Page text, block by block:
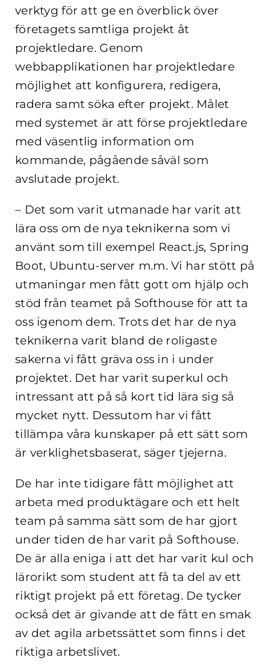
verktyg för att ge en överblick över
företagets samtliga projekt åt
projektledare. Genom
webbapplikationen har projektledare
möjlighet att konfigurera, redigera,
radera samt söka efter projekt. Målet
med systemet är att förse projektledare
med väsentlig information om
kommande, pågående såväl som
avslutade projekt.
– Det som varit utmanade har varit att
lära oss om de nya teknikerna som vi
använt som till exempel React.js, Spring
Boot, Ubuntu-server m.m. Vi har stött på
utmaningar men fått gott om hjälp och
stöd från teamet på Softhouse för att ta
oss igenom dem. Trots det har de nya
teknikerna varit bland de roligaste
sakerna vi fått gräva oss in i under
projektet. Det har varit superkul och
intressant att på så kort tid lära sig så
mycket nytt. Dessutom har vi fått
tillämpa våra kunskaper på ett sätt som
är verklighetsbaserat, säger tjejerna.
De har inte tidigare fått möjlighet att
arbeta med produktägare och ett helt
team på samma sätt som de har gjort
under tiden de har varit på Softhouse.
De är alla eniga i att det har varit kul och
lärorikt som student att få ta del av ett
riktigt projekt på ett företag. De tycker
också det är givande att de fått en smak
av det agila arbetssättet som finns i det
riktiga arbetslivet.